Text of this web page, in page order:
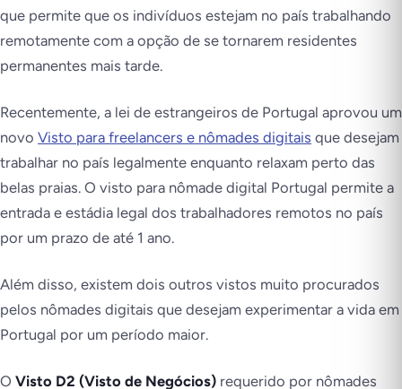
que permite que os indivíduos estejam no país trabalhando
remotamente com a opção de se tornarem residentes
permanentes mais tarde.
Recentemente, a lei de estrangeiros de Portugal aprovou um
novo Visto para freelancers e nômades digitais que desejam
trabalhar no país legalmente enquanto relaxam perto das
belas praias. O visto para nômade digital Portugal permite a
entrada e estádia legal dos trabalhadores remotos no país
por um prazo de até 1 ano.
Além disso, existem dois outros vistos muito procurados
pelos nômades digitais que desejam experimentar a vida em
Portugal por um período maior.
O Visto D2 (Visto de Negócios) requerido por nômades